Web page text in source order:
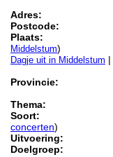
Adres:
Postcode:
Plaats:
Middelstum)
Dagje uit in Middelstum |
Provincie:
Thema:
Soort:
concerten)
Uitvoering:
Doelgroep: